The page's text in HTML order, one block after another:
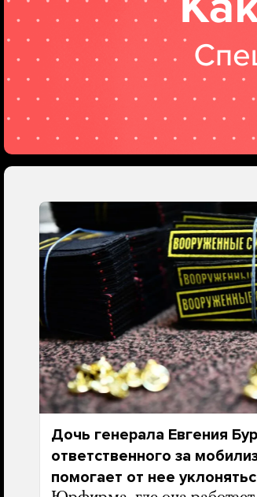
Дочь генерала Евгения
ответственного за
помогает от нее